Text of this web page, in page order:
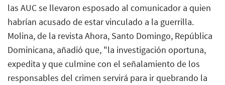
las AUC se llevaron esposado al comunicador a quien
habrían acusado de estar vinculado a la guerrilla.
Molina, de la revista Ahora, Santo Domingo, República
Dominicana, añadió que, "la investigación oportuna,
expedita y que culmine con el señalamiento de los
responsables del crimen servirá para ir quebrando la